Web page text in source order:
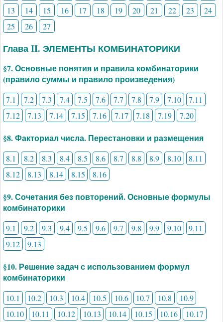
13
14 15 16 17 18 19 20 21 22 23
24
25
26 27
Глава II. ЭЛЕМЕНТЫ КОМБИНАТОРИКИ
§7. Основные понятия и правила комбинаторики
(правило суммы и правило произведения)
7.1 7.2 7.3 7.4 7.5 7.6 7.7 7.8 7.9 7.10
7.11
7.12
7.13 7.14 7.15 7.16 7.17 7.18 7.19 7.20
§8. Факториал числа. Перестановки и размещения
8.1 8.2 8.3 8.4 8.5 8.6 8.7 8.8 8.9 8.10
8.11
8.12
8.13 8.14 8.15 8.16
§9. Сочетания без повторений. Основные формулы
комбинаторики
9.1 9.2 9.3 9.4 9.5 9.6 9.7 9.8 9.9 9.10
9.11
9.12
9.13
§10. Решение задач с использованием формул
комбинаторики
10.1 10.2 10.3 10.4 10.5 10.6 10.7 10.8
10.9
10.10
10.11 10.12 10.13 10.14 10.15 10.16 10.17